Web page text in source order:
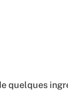
quelques